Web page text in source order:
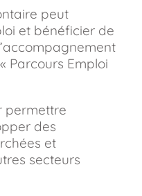
peut
et bénéficier de
Parcours Emploi
permettre
des
et
secteurs